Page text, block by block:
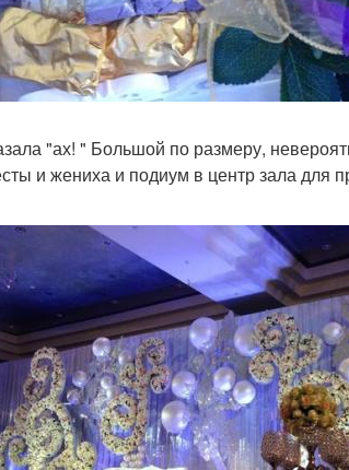
"ах! " Большой по размеру,
и жениха и подиум в центр зала для